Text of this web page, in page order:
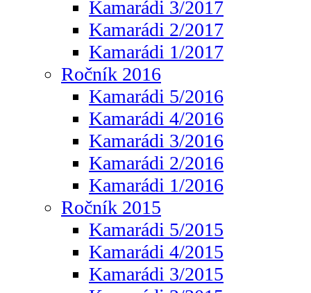
Kamarádi 3/2017
Kamarádi 2/2017
Kamarádi 1/2017
Ročník 2016
Kamarádi 5/2016
Kamarádi 4/2016
Kamarádi 3/2016
Kamarádi 2/2016
Kamarádi 1/2016
Ročník 2015
Kamarádi 5/2015
Kamarádi 4/2015
Kamarádi 3/2015